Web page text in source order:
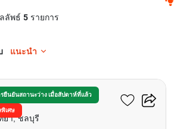
ลัพธ์ 5 รายการ
แนะนำ
ยืนยันสถานะว่าง เมื่อสัปดาห์ที่แล้ว
เศษ
ฮม จอมเทียน พัทยา
ยา, ชลบุรี